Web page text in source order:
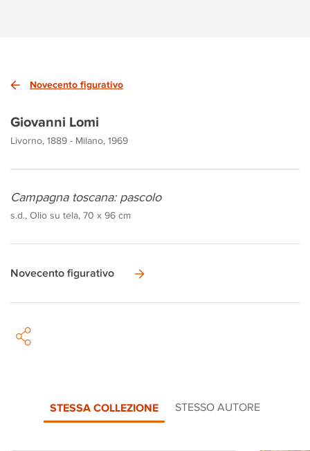
Novecento figurativo
Giovanni Lomi
Livorno, 1889 - Milano, 1969
Campagna toscana: pascolo
s.d., Olio su tela, 70 x 96 cm
Novecento figurativo
STESSA COLLEZIONE STESSO AUTORE